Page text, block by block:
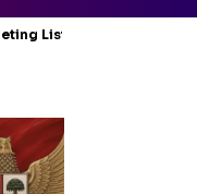
Listrik Mendominasi